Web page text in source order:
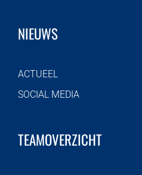
NIEUWS
ACTUEEL
SOCIAL MEDIA
TEAMOVERZICHT